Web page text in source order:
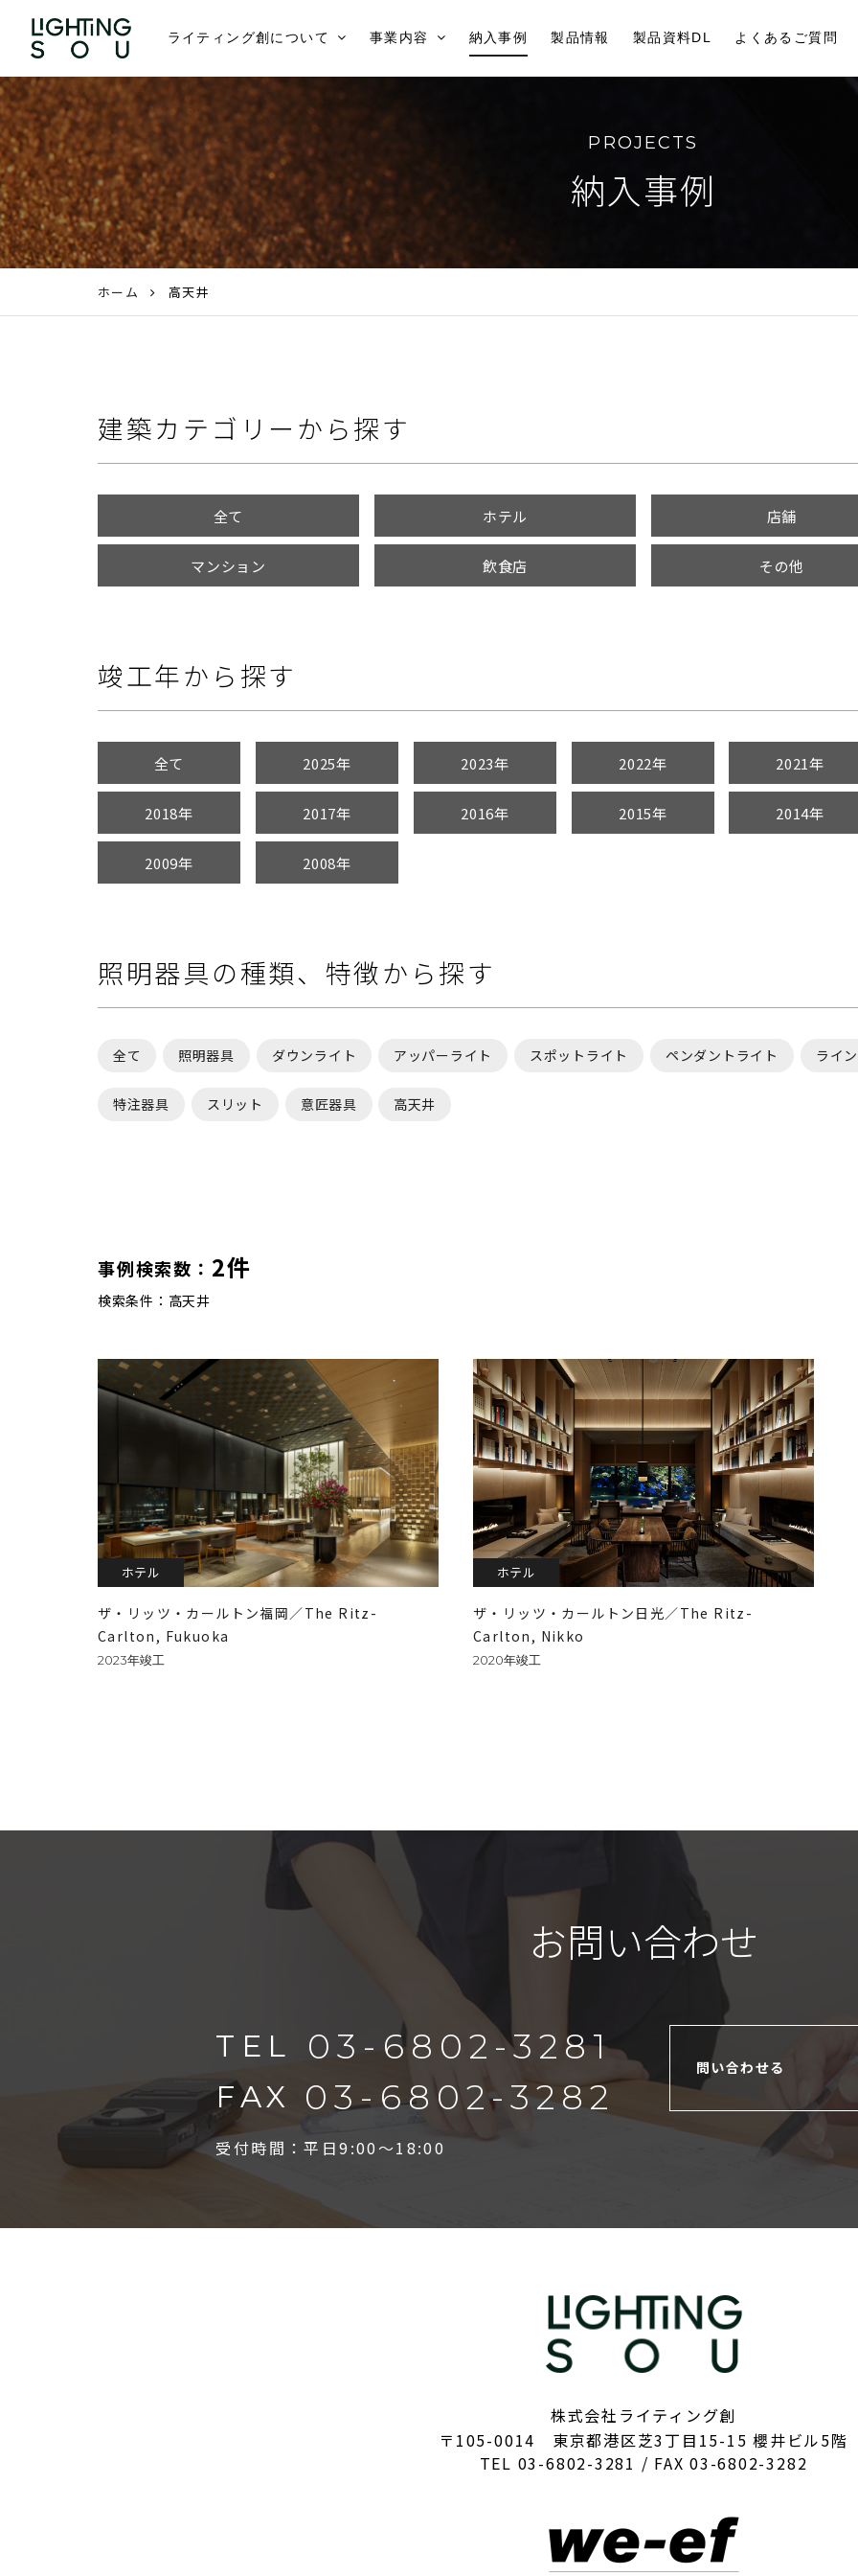
ライティング創について 事業内容 納入事例 製品情報 製品資料DL よくあるご質問
PROJECTS
納入事例
ホーム 高天井
建築カテゴリーから探す
全て ホテル 店舗
マンション 飲食店 その他
竣工年から探す
全て 2025年 2023年 2022年 2021年
2018年 2017年 2016年 2015年 2014年
2009年 2008年
照明器具の種類、特徴から探す
全て 照明器具 ダウンライト アッパーライト スポットライト ペンダントライト ライ
特注器具 スリット 意匠器具 高天井
事例検索数： 2件
検索条件：高天井
ホテル
ザ・リッツ・カールトン福岡／The Ritz-
Carlton, Fukuoka
2023年竣工
ホテル
ザ・リッツ・カールトン日光／The Ritz-
Carlton, Nikko
2020年竣工
お問い合わせ
TEL 03-6802-3281
FAX 03-6802-3282
受付時間：平日9:00～18:00
問い合わせる
株式会社ライティング創
〒105-0014 東京都港区芝3丁目15-15 櫻井ビル5階
TEL 03-6802-3281 / FAX 03-6802-3282